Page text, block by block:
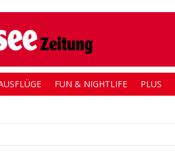
FUN & NIGHTLIFE PLUS